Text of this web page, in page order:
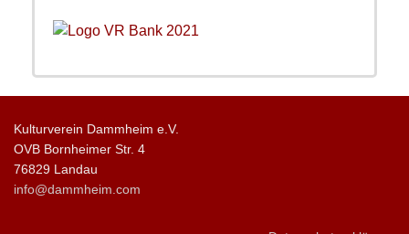
Kulturverein Dammheim e.V.
OVB Bornheimer Str. 4
76829 Landau
info@dammheim.com